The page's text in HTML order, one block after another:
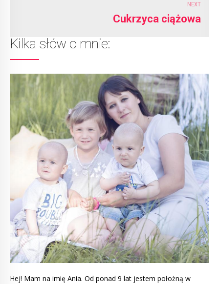
NEXT
Cukrzyca ciążowa
Kilka słów o mnie:
Hej! Mam na imię Ania. Od ponad 9 lat jestem położną w